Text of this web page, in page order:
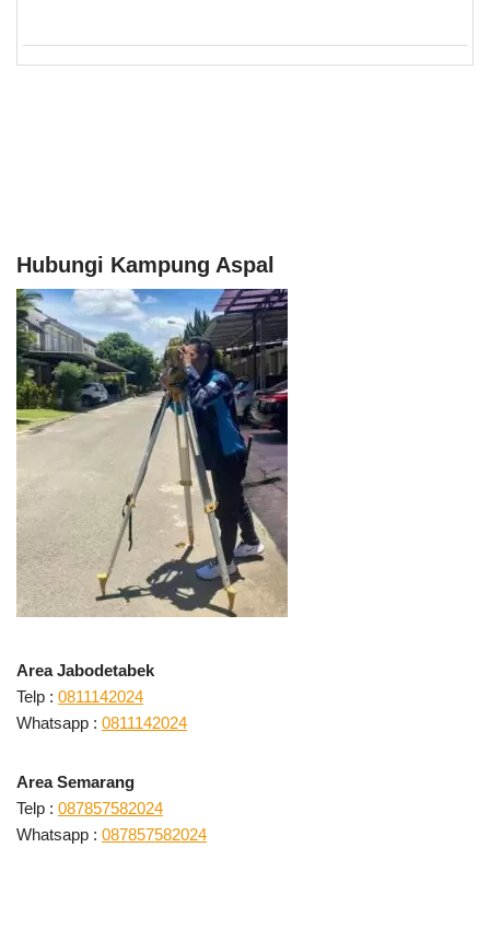
Hubungi Kampung Aspal
Area Jabodetabek
Telp : 0811142024
Whatsapp : 0811142024
Area Semarang
Telp : 087857582024
Whatsapp : 087857582024